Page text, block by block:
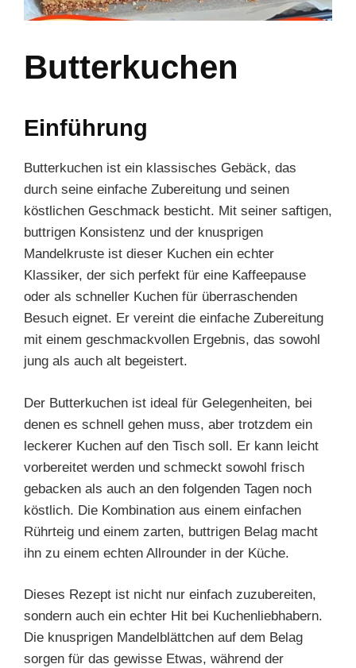
Butterkuchen
Einführung
Butterkuchen ist ein klassisches Gebäck, das
durch seine einfache Zubereitung und seinen
köstlichen Geschmack besticht. Mit seiner saftigen,
buttrigen Konsistenz und der knusprigen
Mandelkruste ist dieser Kuchen ein echter
Klassiker, der sich perfekt für eine Kaffeepause
oder als schneller Kuchen für überraschenden
Besuch eignet. Er vereint die einfache Zubereitung
mit einem geschmackvollen Ergebnis, das sowohl
jung als auch alt begeistert.
Der Butterkuchen ist ideal für Gelegenheiten, bei
denen es schnell gehen muss, aber trotzdem ein
leckerer Kuchen auf den Tisch soll. Er kann leicht
vorbereitet werden und schmeckt sowohl frisch
gebacken als auch an den folgenden Tagen noch
köstlich. Die Kombination aus einem einfachen
Rührteig und einem zarten, buttrigen Belag macht
ihn zu einem echten Allrounder in der Küche.
Dieses Rezept ist nicht nur einfach zuzubereiten,
sondern auch ein echter Hit bei Kuchenliebhabern.
Die knusprigen Mandelblättchen auf dem Belag
sorgen für das gewisse Etwas, während der